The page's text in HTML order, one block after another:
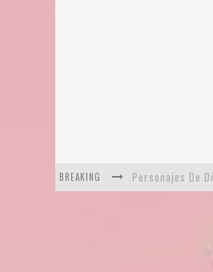
BREAKING Safari de Oficina